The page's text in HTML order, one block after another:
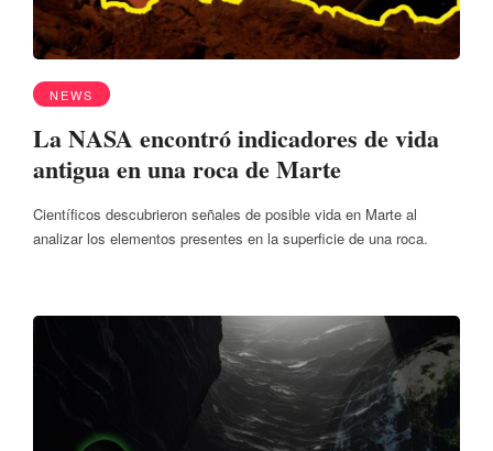
NEWS
La NASA encontró indicadores de vida
antigua en una roca de Marte
Científicos descubrieron señales de posible vida en Marte al
analizar los elementos presentes en la superficie de una roca.